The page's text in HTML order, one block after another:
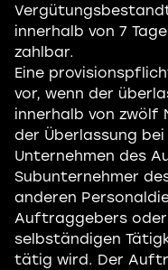
innerhalb von 7
zahlbar.
Eine
vor, wenn der
innerhalb von zwölf
der Überlassung
Unternehmen des
Subunternehmer
anderen
Auftraggebers oder
selbständigen
tätig wird. Der